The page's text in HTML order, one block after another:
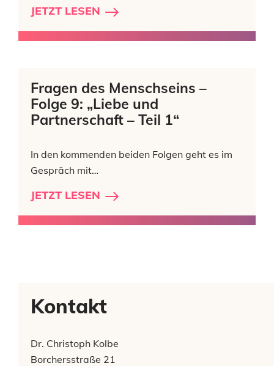
JETZT LESEN
Fragen des Menschseins –
Folge 9: „Liebe und
Partnerschaft – Teil 1“
In den kommenden beiden Folgen geht es im
Gespräch mit…
JETZT LESEN
Kontakt
Dr. Christoph Kolbe
Borchersstraße 21